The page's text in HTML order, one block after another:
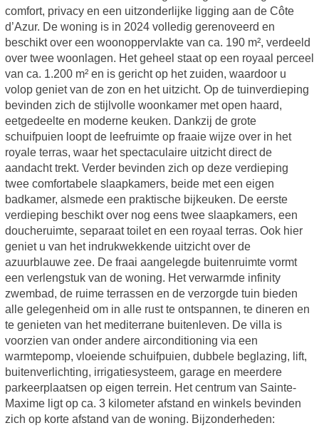
comfort, privacy en een uitzonderlijke ligging aan de Côte
d’Azur. De woning is in 2024 volledig gerenoveerd en
beschikt over een woonoppervlakte van ca. 190 m², verdeeld
over twee woonlagen. Het geheel staat op een royaal perceel
van ca. 1.200 m² en is gericht op het zuiden, waardoor u
volop geniet van de zon en het uitzicht. Op de tuinverdieping
bevinden zich de stijlvolle woonkamer met open haard,
eetgedeelte en moderne keuken. Dankzij de grote
schuifpuien loopt de leefruimte op fraaie wijze over in het
royale terras, waar het spectaculaire uitzicht direct de
aandacht trekt. Verder bevinden zich op deze verdieping
twee comfortabele slaapkamers, beide met een eigen
badkamer, alsmede een praktische bijkeuken. De eerste
verdieping beschikt over nog eens twee slaapkamers, een
doucheruimte, separaat toilet en een royaal terras. Ook hier
geniet u van het indrukwekkende uitzicht over de
azuurblauwe zee. De fraai aangelegde buitenruimte vormt
een verlengstuk van de woning. Het verwarmde infinity
zwembad, de ruime terrassen en de verzorgde tuin bieden
alle gelegenheid om in alle rust te ontspannen, te dineren en
te genieten van het mediterrane buitenleven. De villa is
voorzien van onder andere airconditioning via een
warmtepomp, vloeiende schuifpuien, dubbele beglazing, lift,
buitenverlichting, irrigatiesysteem, garage en meerdere
parkeerplaatsen op eigen terrein. Het centrum van Sainte-
Maxime ligt op ca. 3 kilometer afstand en winkels bevinden
zich op korte afstand van de woning. Bijzonderheden: